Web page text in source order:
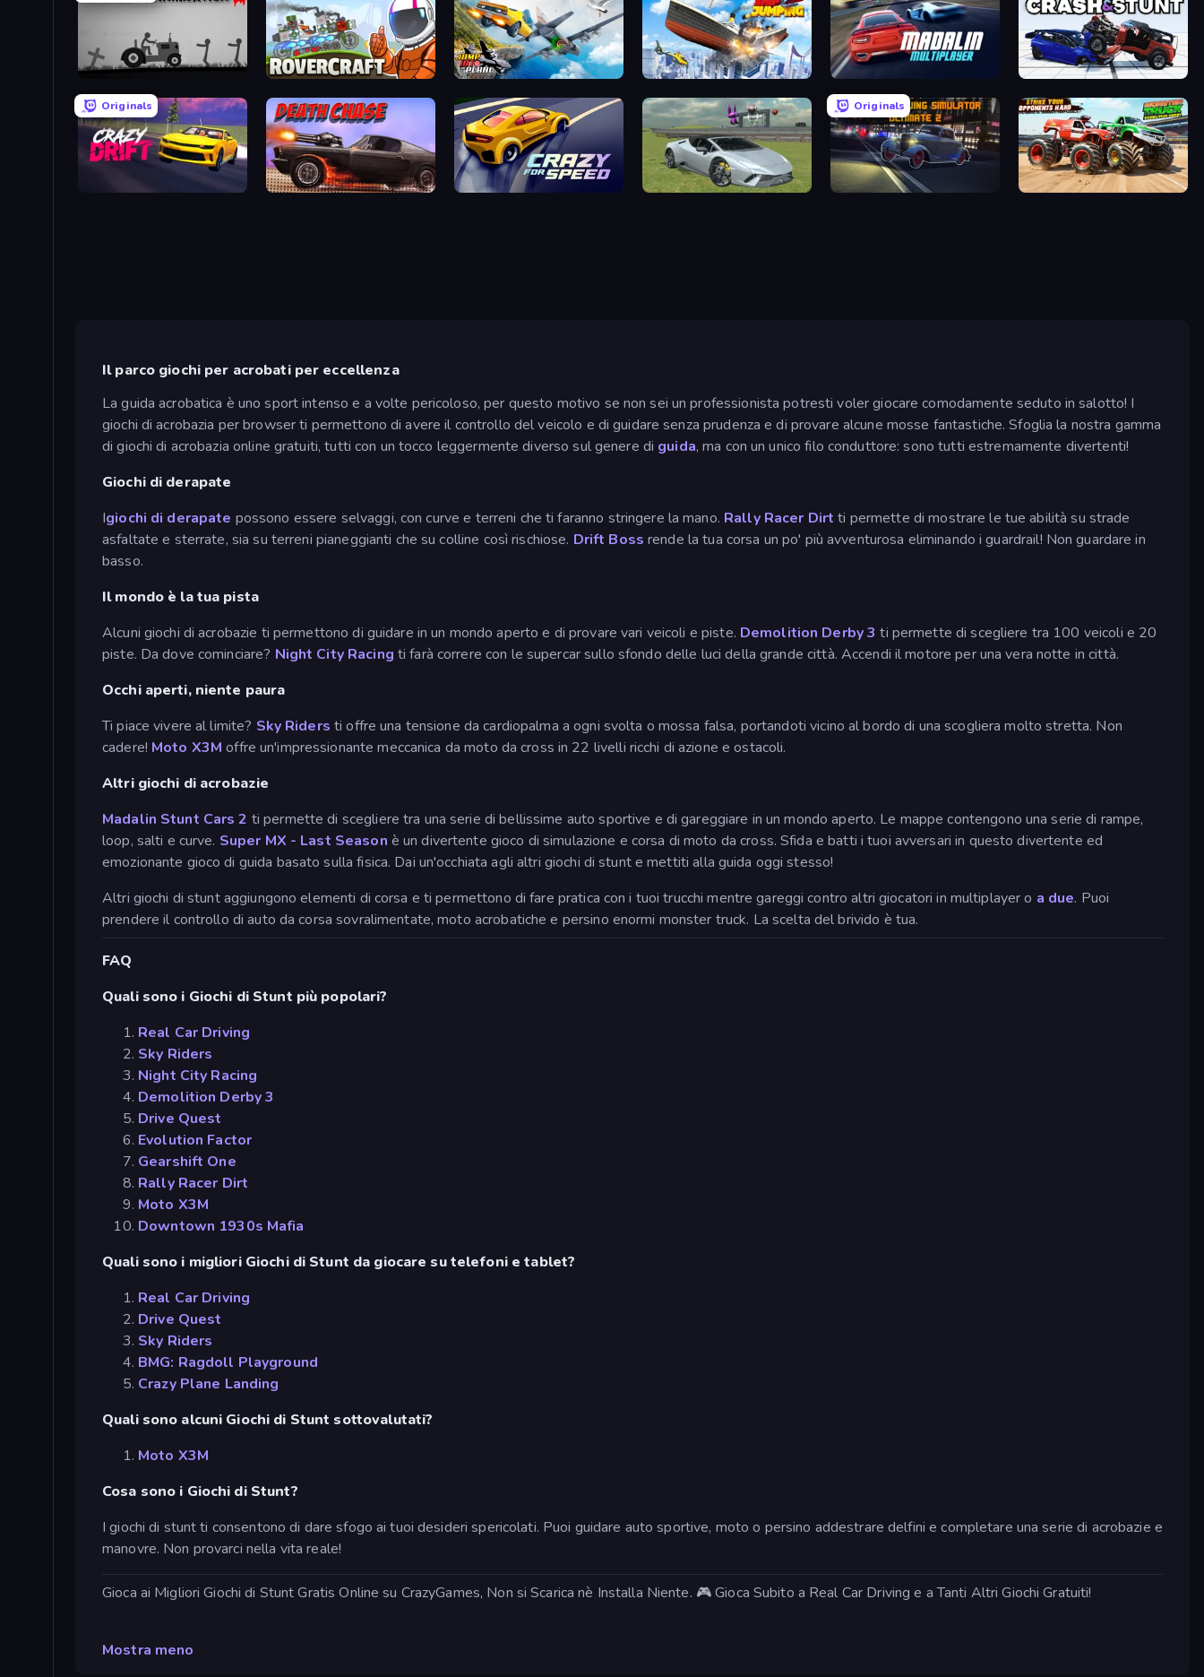
Stickman Annihilation 2 Rovercraft Jump Into The Plane Ship Ramp Jumping Madalin Cars Multiplayer Crash & Stunt
Originals
Death Chase Crazy for Speed Sports Cars Driver
Originals
Monster Truck Demolition Derby
Il parco giochi per acrobati per eccellenza
La guida acrobatica è uno sport intenso e a volte pericoloso, per questo motivo se non sei un professionista potresti voler giocare comodamente seduto in salotto! I
giochi di acrobazia per browser ti permettono di avere il controllo del veicolo e di guidare senza prudenza e di provare alcune mosse fantastiche. Sfoglia la nostra gamma
di giochi di acrobazia online gratuiti, tutti con un tocco leggermente diverso sul genere di guida, ma con un unico filo conduttore: sono tutti estremamente divertenti!
Giochi di derapate
Igiochi di derapate possono essere selvaggi, con curve e terreni che ti faranno stringere la mano. Rally Racer Dirt ti permette di mostrare le tue abilità su strade
asfaltate e sterrate, sia su terreni pianeggianti che su colline così rischiose. Drift Boss rende la tua corsa un po' più avventurosa eliminando i guardrail! Non guardare in
basso.
Il mondo è la tua pista
Alcuni giochi di acrobazie ti permettono di guidare in un mondo aperto e di provare vari veicoli e piste. Demolition Derby 3ti permette di scegliere tra 100 veicoli e 20
piste. Da dove cominciare? Night City Racing ti farà correre con le supercar sullo sfondo delle luci della grande città. Accendi il motore per una vera notte in città.
Occhi aperti, niente paura
Ti piace vivere al limite? Sky Riders ti offre una tensione da cardiopalma a ogni svolta o mossa falsa, portandoti vicino al bordo di una scogliera molto stretta. Non
cadere! Moto X3Moffre un'impressionante meccanica da moto da cross in 22 livelli ricchi di azione e ostacoli.
Altri giochi di acrobazie
Madalin Stunt Cars 2 ti permette di scegliere tra una serie di bellissime auto sportive e di gareggiare in un mondo aperto. Le mappe contengono una serie di rampe,
loop, salti e curve. Super MX - Last Season è un divertente gioco di simulazione e corsa di moto da cross. Sfida e batti i tuoi avversari in questo divertente ed
emozionante gioco di guida basato sulla fisica. Dai un'occhiata agli altri giochi di stunt e mettiti alla guida oggi stesso!
Altri giochi di stunt aggiungono elementi di corsa e ti permettono di fare pratica con i tuoi trucchi mentre gareggi contro altri giocatori in multiplayer o a due. Puoi
prendere il controllo di auto da corsa sovralimentate, moto acrobatiche e persino enormi monster truck. La scelta del brivido è tua.
FAQ
Quali sono i Giochi di Stunt più popolari?
Real Car Driving
Sky Riders
Night City Racing
Demolition Derby 3
Drive Quest
Evolution Factor
Gearshift One
Rally Racer Dirt
Moto X3M
Downtown 1930s Mafia
Quali sono i migliori Giochi di Stunt da giocare su telefoni e tablet?
Real Car Driving
Drive Quest
Sky Riders
BMG: Ragdoll Playground
Crazy Plane Landing
Quali sono alcuni Giochi di Stunt sottovalutati?
Moto X3M
Cosa sono i Giochi di Stunt?
I giochi di stunt ti consentono di dare sfogo ai tuoi desideri spericolati. Puoi guidare auto sportive, moto o persino addestrare delfini e completare una serie di acrobazie e
manovre. Non provarci nella vita reale!
Gioca ai Migliori Giochi di Stunt Gratis Online su CrazyGames, Non si Scarica nè Installa Niente. 🎮 Gioca Subito a Real Car Driving e a Tanti Altri Giochi Gratuiti!
Mostra meno